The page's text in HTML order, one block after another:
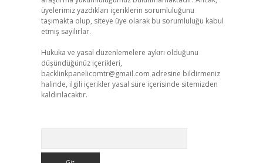
üyelerimiz yazdıkları içeriklerin sorumluluğunu
taşımakta olup, siteye üye olarak bu sorumluluğu kabul
etmiş sayılırlar.
Hukuka ve yasal düzenlemelere aykırı olduğunu
düşündüğünüz içerikleri,
backlinkpanelicomtr@gmail.com adresine bildirmeniz
halinde, ilgili içerikler yasal süre içerisinde sitemizden
kaldırılacaktır.